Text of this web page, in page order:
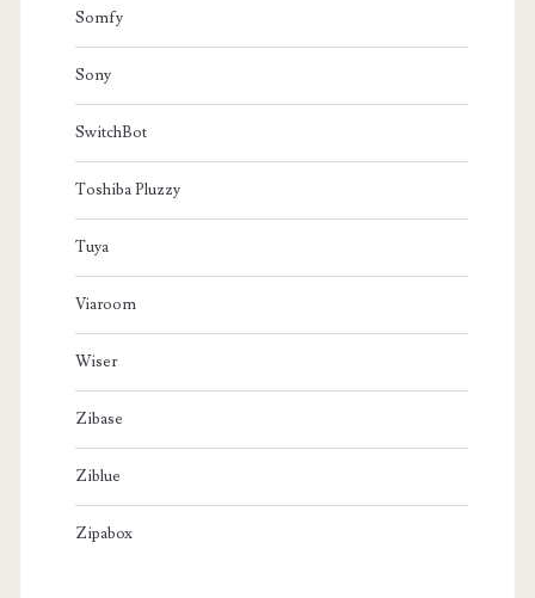
Somfy
Sony
SwitchBot
Toshiba Pluzzy
Tuya
Viaroom
Wiser
Zibase
Ziblue
Zipabox